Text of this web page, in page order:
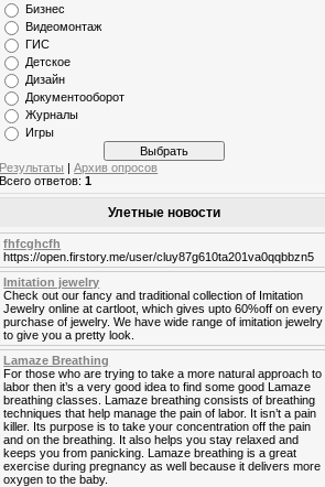
Бизнес
Видеомонтаж
ГИС
Детское
Дизайн
Документооборот
Журналы
Игры
Результаты |Архив опросов
Всего ответов:1
Улетные новости
fhfcghcfh
https://open.firstory.me/user/cluy87g610ta201va0qqbbzn5
Imitation jewelry
Check out our fancy and traditional collection of Imitation
Jewelry online at cartloot, which gives upto 60%off on every
purchase of jewelry. We have wide range of imitation jewelry
to give you a pretty look.
Lamaze Breathing
For those who are trying to take a more natural approach to
labor then it’s a very good idea to find some good Lamaze
breathing classes. Lamaze breathing consists of breathing
techniques that help manage the pain of labor. It isn’t a pain
killer. Its purpose is to take your concentration off the pain
and on the breathing. It also helps you stay relaxed and
keeps you from panicking. Lamaze breathing is a great
exercise during pregnancy as well because it delivers more
oxygen to the baby.